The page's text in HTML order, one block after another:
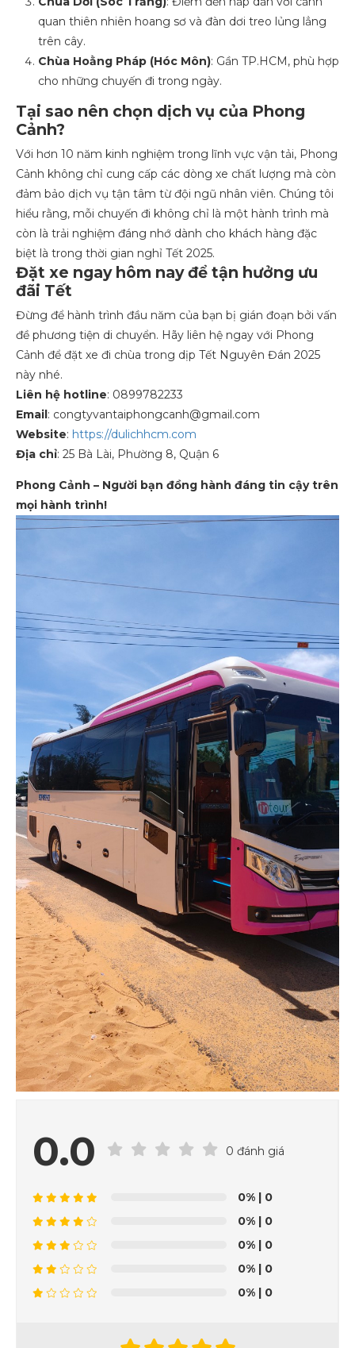
quan thiên nhiên hoang sơ và đàn dơi treo lủng lẳng
trên cây.
Chùa Hoằng Pháp (Hóc Môn): Gần TP.HCM, phù hợp
cho những chuyến đi trong ngày.
Tại sao nên chọn dịch vụ của Phong
Cảnh?
Với hơn 10 năm kinh nghiệm trong lĩnh vực vận tải, Phong
Cảnh không chỉ cung cấp các dòng xe chất lượng mà còn
đảm bảo dịch vụ tận tâm từ đội ngũ nhân viên. Chúng tôi
hiểu rằng, mỗi chuyến đi không chỉ là một hành trình mà
còn là trải nghiệm đáng nhớ dành cho khách hàng đặc
biệt là trong thời gian nghỉ Tết 2025.
Đặt xe ngay hôm nay để tận hưởng ưu
đãi Tết
Đừng để hành trình đầu năm của bạn bị gián đoạn bởi vấn
đề phương tiện di chuyển. Hãy liên hệ ngay với Phong
Cảnh để đặt xe đi chùa trong dịp Tết Nguyên Đán 2025
này nhé.
Liên hệ hotline: 0899782233
Email: congtyvantaiphongcanh@gmail.com
Website: https://dulichhcm.com
Địa chỉ: 25 Bà Lài, Phường 8, Quận 6
Phong Cảnh – Người bạn đồng hành đáng tin cậy trên
mọi hành trình!
0.0 0 đánh giá
0% | 0
0% | 0
0% | 0
0% | 0
0% | 0